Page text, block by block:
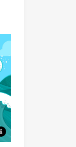
本系列课程，将系统讲述重整